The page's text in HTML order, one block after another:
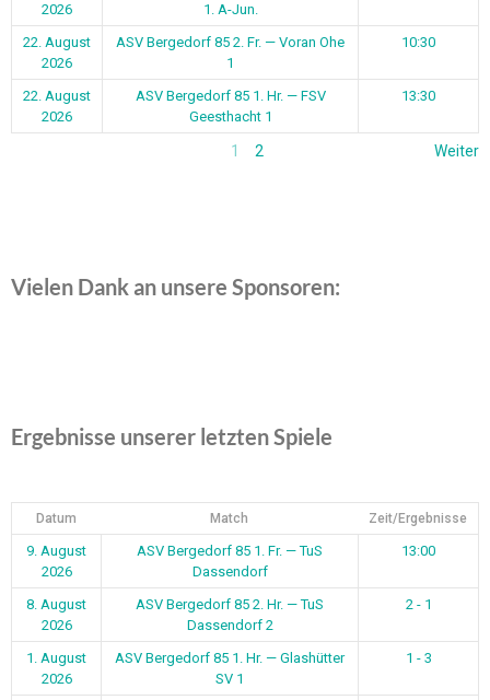
2026
1. A-Jun.
22. August
2026
ASV Bergedorf 85 2. Fr. — Voran Ohe
1
10:30
22. August
2026
ASV Bergedorf 85 1. Hr. — FSV
Geesthacht 1
13:30
1 2 Weiter
Vielen Dank an unsere Sponsoren:
Ergebnisse unserer letzten Spiele
Datum Match Zeit/Ergebnisse
9. August
2026
ASV Bergedorf 85 1. Fr. — TuS
Dassendorf
13:00
8. August
2026
ASV Bergedorf 85 2. Hr. — TuS
Dassendorf 2
2 - 1
1. August
2026
ASV Bergedorf 85 1. Hr. — Glashütter
SV 1
1 - 3